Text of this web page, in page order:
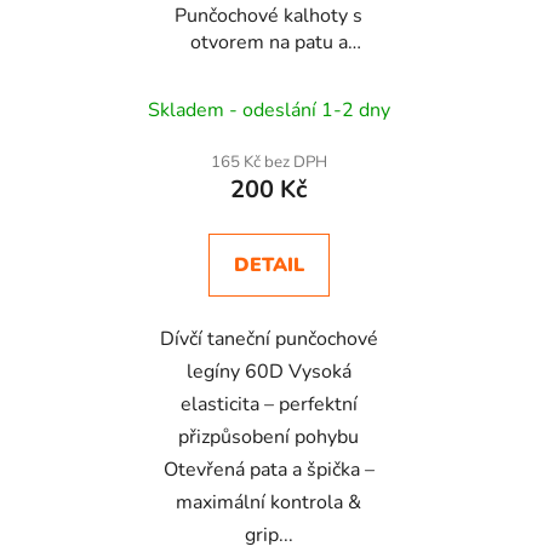
Punčochové kalhoty s
otvorem na patu a
Skladem - odeslání 1-2 dny
165 Kč bez DPH
200 Kč
DETAIL
Dívčí taneční punčochové
legíny 60D Vysoká
elasticita – perfektní
přizpůsobení pohybu
Otevřená pata a špička –
maximální kontrola &
grip...